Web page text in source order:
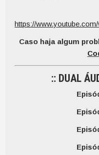
https://
Caso haja algum
:: DUAL